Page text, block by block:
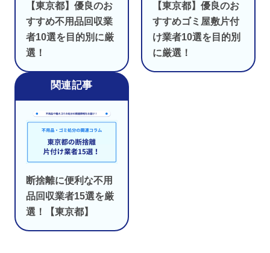
【東京都】優良のお
すすめ不用品回収業
者10選を目的別に厳
選！
【東京都】優良のお
すすめゴミ屋敷片付
け業者10選を目的別
に厳選！
断捨離に便利な不用
品回収業者15選を厳
選！【東京都】